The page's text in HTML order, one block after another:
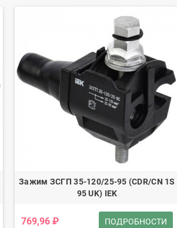
Зажим ЗСГП 35-120/25-95 (CDR/CN 1S
95 UK) IEK
769,96 ₽ ПОДРОБНОСТИ